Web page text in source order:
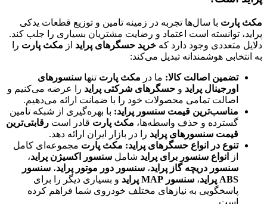
مکث پارت با سال‌ها تجربه در زمینه تامین و توزیع قطعات یدکی
پراید، توانسته است اعتماد و رضایت مشتریان بسیاری را جلب کند.
دلایل متعددی وجود دارد که خرید حسگرهای پراید از مکث پارت را
به انتخابی هوشمندانه تبدیل می‌کند:
تضمین اصالت کالا: ما در مکث پارت تنها سنسورهای
اورجینال پراید و حسگرهای شرکتی پراید را عرضه می‌کنیم و
اصالت تمامی محصولات خود را با ضمانت ارائه می‌دهیم.
مناسب‌ترین قیمت سنسور پراید: با بهره‌گیری از شبکه تامین
گسترده و حذف واسطه‌ها، مکث پارت قادر است رقابتی‌ترین
قیمت سنسورهای پراید را در بازار ایران ارائه دهد.
تنوع در انواع حسگرهای پراید: مکث پارت مجموعه‌ای کامل
از
انواع سنسور برای پراید شامل سنسور اکسیژن پراید،
سنسور دریچه گاز پراید، سنسور دور موتور پراید، سنسور
ABS پراید
، سنسور MAP پراید
و بسیاری دیگر را برای
پاسخگویی به نیازهای مختلف خودروی شما فراهم کرده
است.